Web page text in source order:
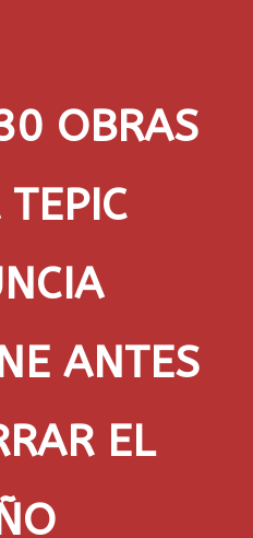
OBRAS
ANTES
EL